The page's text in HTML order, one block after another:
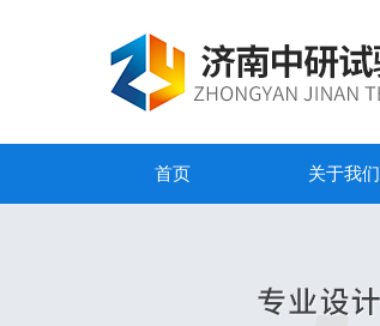
首页 关于我们